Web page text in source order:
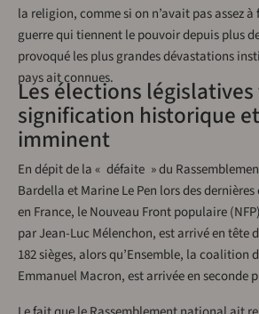
la religion, comme si on n’avait pas assez à
guerre qui tiennent le pouvoir depuis plus
provoqué les plus grandes dévastations
pays ait connues.
Les élections
signification historique
imminent
En dépit de la « défaite » du
Bardella et Marine Le Pen lors des
en France, le Nouveau Front populaire
par Jean-Luc Mélenchon, est arrivé en tête
182 sièges, alors qu’Ensemble, la coalition
Emmanuel Macron, est arrivée en seconde